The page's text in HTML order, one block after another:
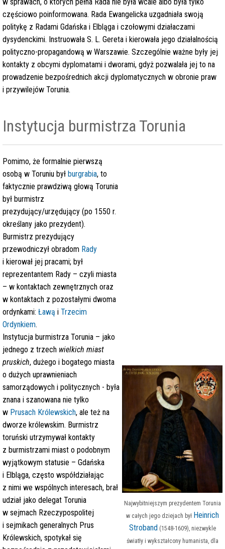
częściowo poinformowana. Rada Ewangelicka uzgadniała swoją
politykę z Radami Gdańska i Elbląga i czołowymi działaczami
dysydenckimi. Instruowała S. L. Gereta i kierowała jego działalnością
polityczno-propagandową w Warszawie. Szczególnie ważne były jej
kontakty z obcymi dyplomatami i dworami, gdyż pozwalała jej to na
prowadzenie bezpośrednich akcji dyplomatycznych w obronie praw
i przywilejów Torunia.
Instytucja burmistrza Torunia
Pomimo, że formalnie pierwszą
osobą w Toruniu był burgrabia, to
faktycznie prawdziwą głową Torunia
był burmistrz
prezydujący/urzędujący (po 1550 r.
określany jako prezydent).
Burmistrz prezydujący
przewodniczył obradom Rady
i kierował jej pracami; był
reprezentantem Rady – czyli miasta
– w kontaktach zewnętrznych oraz
w kontaktach z pozostałymi dwoma
ordynkami: Ławą i Trzecim
Ordynkiem.
Instytucja burmistrza Torunia – jako
jednego z trzech wielkich miast
pruskich, dużego i bogatego miasta
o dużych uprawnieniach
samorządowych i politycznych - była
znana i szanowana nie tylko
w Prusach Królewskich, ale też na
dworze królewskim. Burmistrz
toruński utrzymywał kontakty
z burmistrzami miast o podobnym
wyjątkowym statusie – Gdańska
i Elbląga, często współdziałając
z nimi we wspólnych interesach, brał
udział jako delegat Torunia
w sejmach Rzeczypospolitej
i sejmikach generalnych Prus
Królewskich, spotykał się
Najwybitniejszym prezydentem Torunia
w całych jego dziejach był Heinrich
Stroband (1548-1609), niezwykle
światły i wykształcony humanista, dla